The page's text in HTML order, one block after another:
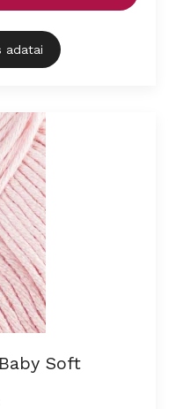
adatai
Soft